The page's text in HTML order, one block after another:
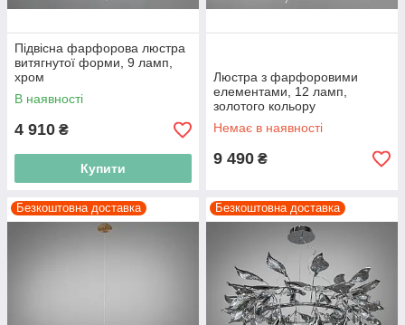
Підвісна фарфорова люстра
витягнутої форми, 9 ламп,
хром
В наявності
4 910 ₴
Купити
Люстра з фарфоровими
елементами, 12 ламп,
золотого кольору
Немає в наявності
9 490 ₴
Безкоштовна доставка Безкоштовна доставка